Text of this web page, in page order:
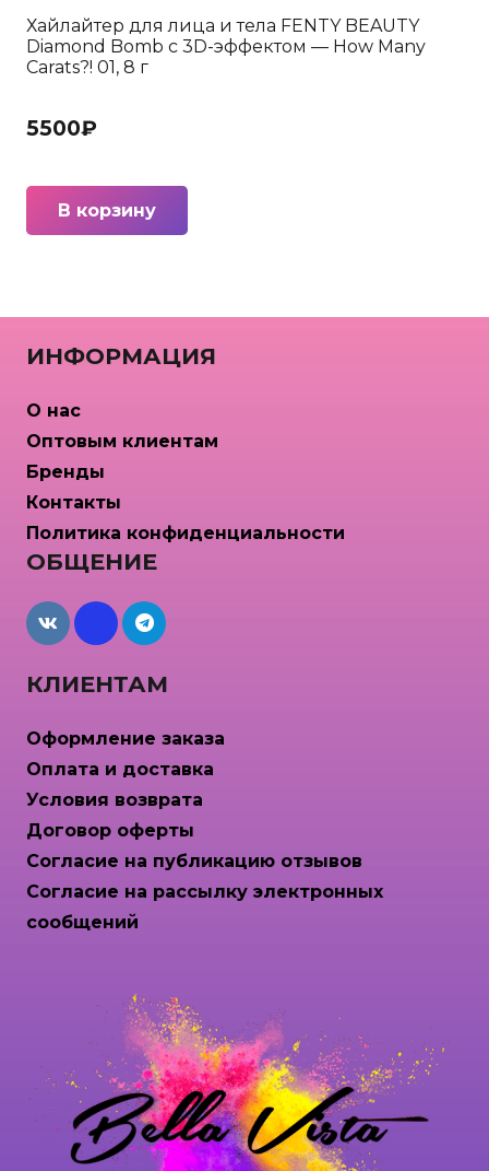
Хайлайтер для лица и тела FENTY BEAUTY
Diamond Bomb с 3D-эффектом — How Many
Carats?! 01, 8 г
5500₽
В корзину
КЛИЕНТАМ
Оформление заказа
Оплата и доставка
Условия возврата
Договор оферты
Согласие на публикацию отзывов
Согласие на рассылку электронных
сообщений
ОБЩЕНИЕ
maxcdn
ИНФОРМАЦИЯ
О нас
Оптовым клиентам
Бренды
Контакты
Политика конфиденциальности